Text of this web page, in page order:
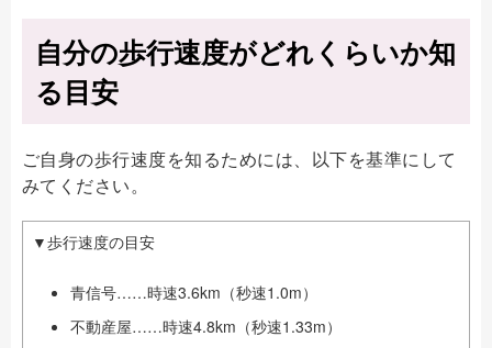
自分の歩行速度がどれくらいか知
る目安
ご自身の歩行速度を知るためには、以下を基準にして
みてください。
▼歩行速度の目安
青信号……時速3.6km（秒速1.0m）
不動産屋……時速4.8km（秒速1.33m）